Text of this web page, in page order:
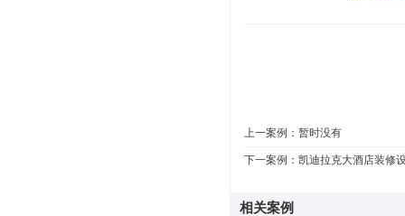
上一案例：暂时没有
下一案例： 凯迪拉克大酒店装修
相关案例